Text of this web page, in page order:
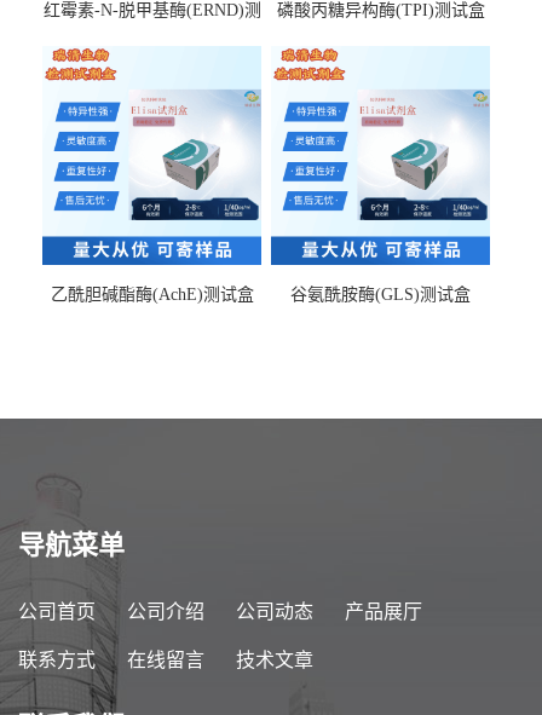
红霉素-N-脱甲基酶(ERND)测
磷酸丙糖异构酶(TPI)测试盒
乙酰胆碱酯酶(AchE)测试盒 谷氨酰胺酶(GLS)测试盒
导航菜单
公司首页 公司介绍 公司动态 产品展厅
联系方式 在线留言 技术文章